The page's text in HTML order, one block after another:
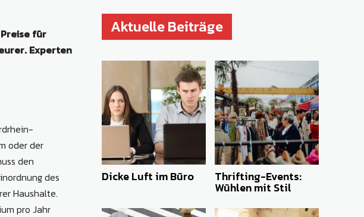
für
Experten
oder der
den
des
Haushalte.
pro Jahr
Aktuelle Beiträge
Dicke Luft im Büro Thrifting-Events:
Wühlen mit Stil